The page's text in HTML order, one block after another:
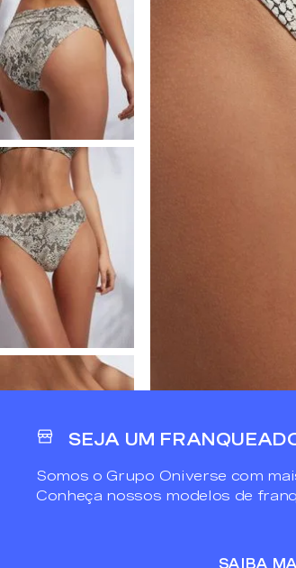
SEJA UM
Somos o Grupo Oniverse com
Conheça nossos modelos de
SAIBA